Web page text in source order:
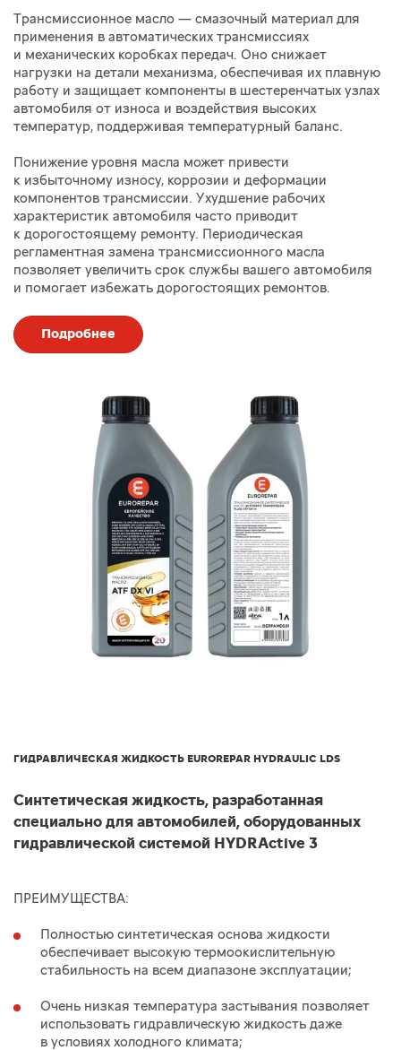
Трансмиссионное масло — смазочный материал для
применения в автоматических трансмиссиях
и механических коробках передач. Оно снижает
нагрузки на детали механизма, обеспечивая их плавную
работу и защищает компоненты в шестеренчатых узлах
автомобиля от износа и воздействия высоких
температур, поддерживая температурный баланс.
Понижение уровня масла может привести
к избыточному износу, коррозии и деформации
компонентов трансмиссии. Ухудшение рабочих
характеристик автомобиля часто приводит
к дорогостоящему ремонту. Периодическая
регламентная замена трансмиссионного масла
позволяет увеличить срок службы вашего автомобиля
и помогает избежать дорогостоящих ремонтов.
Подробнее
ГИДРАВЛИЧЕСКАЯ ЖИДКОСТЬ EUROREPAR HYDRAULIC LDS
Синтетическая жидкость, разработанная
специально для автомобилей, оборудованных
гидравлической системой HYDRActive 3
ПРЕИМУЩЕСТВА:
Полностью синтетическая основа жидкости
обеспечивает высокую термоокислительную
стабильность на всем диапазоне эксплуатации;
Очень низкая температура застывания позволяет
использовать гидравлическую жидкость даже
в условиях холодного климата;